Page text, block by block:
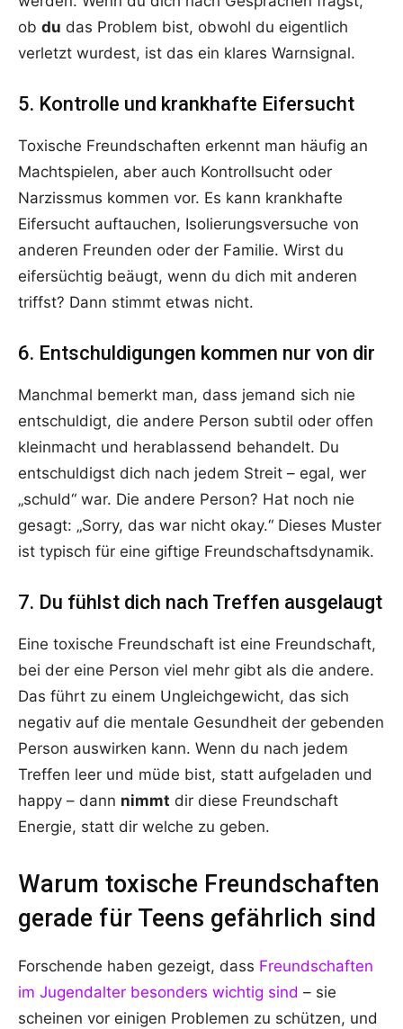
ob du das Problem bist, obwohl du eigentlich
verletzt wurdest, ist das ein klares Warnsignal.
5. Kontrolle und krankhafte Eifersucht
Toxische Freundschaften erkennt man häufig an
Machtspielen, aber auch Kontrollsucht oder
Narzissmus kommen vor. Es kann krankhafte
Eifersucht auftauchen, Isolierungsversuche von
anderen Freunden oder der Familie. Wirst du
eifersüchtig beäugt, wenn du dich mit anderen
triffst? Dann stimmt etwas nicht.
6. Entschuldigungen kommen nur von dir
Manchmal bemerkt man, dass jemand sich nie
entschuldigt, die andere Person subtil oder offen
kleinmacht und herablassend behandelt. Du
entschuldigst dich nach jedem Streit – egal, wer
„schuld“ war. Die andere Person? Hat noch nie
gesagt: „Sorry, das war nicht okay.“ Dieses Muster
ist typisch für eine giftige Freundschaftsdynamik.
7. Du fühlst dich nach Treffen ausgelaugt
Eine toxische Freundschaft ist eine Freundschaft,
bei der eine Person viel mehr gibt als die andere.
Das führt zu einem Ungleichgewicht, das sich
negativ auf die mentale Gesundheit der gebenden
Person auswirken kann. Wenn du nach jedem
Treffen leer und müde bist, statt aufgeladen und
happy – dann nimmt dir diese Freundschaft
Energie, statt dir welche zu geben.
Warum toxische Freundschaften
gerade für Teens gefährlich sind
Forschende haben gezeigt, dass Freundschaften
im Jugendalter besonders wichtig sind – sie
scheinen vor einigen Problemen zu schützen, und